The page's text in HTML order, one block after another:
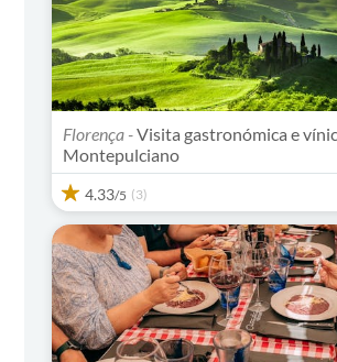
Florença -Visita gastronómica e
Montepulciano
4.33/5 (3)